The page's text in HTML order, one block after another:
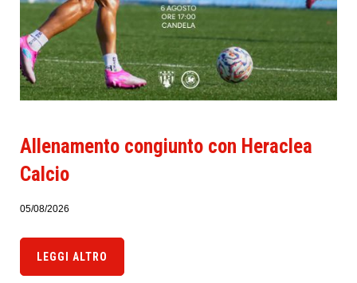
Allenamento congiunto con Heraclea
Calcio
05/08/2026
LEGGI ALTRO